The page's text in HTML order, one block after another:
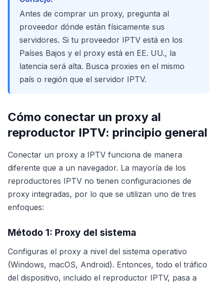
Antes de comprar un proxy, pregunta al
proveedor dónde están físicamente sus
servidores. Si tu proveedor IPTV está en los
Países Bajos y el proxy está en EE. UU., la
latencia será alta. Busca proxies en el mismo
país o región que el servidor IPTV.
Cómo conectar un proxy al
reproductor IPTV: principio general
Conectar un proxy a IPTV funciona de manera
diferente que a un navegador. La mayoría de los
reproductores IPTV no tienen configuraciones de
proxy integradas, por lo que se utilizan uno de tres
enfoques:
Método 1: Proxy del sistema
Configuras el proxy a nivel del sistema operativo
(Windows, macOS, Android). Entonces, todo el tráfico
del dispositivo, incluido el reproductor IPTV, pasa a